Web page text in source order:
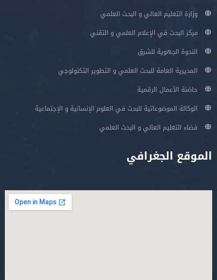
وزارة التعليم العالي و البحث العلمي
مركز البحث في الإعلام العلمي و التقني
الندوة الجهوية للشرق
المديرية العامة للبحث العلمي و التطوير التكنولوجي
حاضنة الأعمال الرقمية
الوكالة الموضوعاتية للبحث في العلوم الإنسانية و الإجتماعية
فضاء التعليم العالي و البحث العلمي
الموقع الجغرافي